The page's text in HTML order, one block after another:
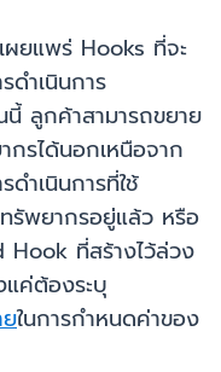
ผยแพร่ Hooks ที่จะ
ดำเนินการ
ลูกค้าสามารถขยาย
กรได้นอกเหนือจาก
ำเนินการที่ใช้
รัพยากรอยู่แล้ว หรือ
Hook ที่สร้างไว้ล่วง
ค่ต้องระบุ
ในการกำหนดค่าของ